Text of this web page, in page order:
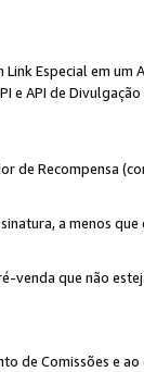
Especial em
e API de
de Recompensa
a menos
venda que não
de Comissões e